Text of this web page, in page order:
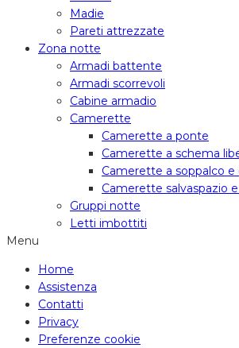
Madie
Pareti attrezzate
Zona notte
Armadi battente
Armadi scorrevoli
Cabine armadio
Camerette
Camerette a ponte
Camerette a schema
Camerette a soppalco e
Camerette salvaspazio
Gruppi notte
Letti imbottiti
Menu
Home
Assistenza
Contatti
Privacy
Preferenze cookie